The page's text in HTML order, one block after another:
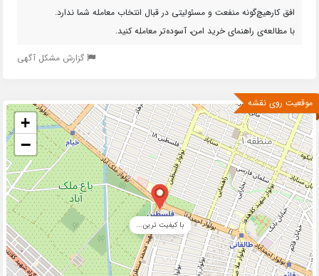
افق کارهیچ‌گونه منفعت و مسئولیتی در قبال انتخاب معامله شما ندارد.
با مطالعه‌ی راهنمای خرید امن، آسوده‌تر معامله کنید.
گزارش مشکل آگهی
موقعیت روی نقشه
با کیفیت ترین...
+
−